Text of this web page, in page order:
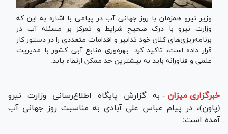
وزیر نیرو همزمان با روز جهانی آب در پیامی با اشاره به این که
وزارت نیرو با درک صحیح شرایط و تمرکز بر مسئله آب در
برنامه‌ریزی‌های کلان خود تدابیر و اقدامات متعددی را در دستور کار
قرار داده است، تاکید کرد: بهره‌وری منابع آبی کشور با مدیریت
علمی و فناورانه باید به بیشترین حد ممکن ارتقاء یابد.
خبرگزاری میزان - به گزارش پایگاه اطلاع‌رسانی وزارت نیرو
(پاون)، در پیام عباس علی آبادی به مناسبت روز جهانی آب
آمده است: